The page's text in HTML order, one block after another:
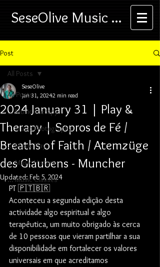
SeseOlive Music ...
Post
All Posts
... Music Therapy
... Music Photography
... Music Play
... Music History
... Music Classes
All Posts
2024 January 31 | Play &
Therapy | Sopros de Fé /
Breaths of Faith / Atemzüge
des Glaubens - Muncher
SeseOlive
Jan 31, 20242 min read
Updated:Feb 5, 2024
PT 🇵🇹🇧🇷
Aconteceu a segunda edição desta
actividade algo espiritual e algo
terapêutica, um muito obrigado às cerca
de 10 pessoas que vieram partilhar a sua
disponibilidade em fortalecer os valores
universais em que acreditamos